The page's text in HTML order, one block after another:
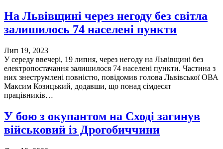
На Львівщині через негоду без світла
залишилось 74 населені пункти
Лип 19, 2023
У середу ввечері, 19 липня, через негоду на Львівщині без
електропостачання залишилося 74 населені пункти. Частина з
них знеструмлені повністю, повідомив голова Львівської ОВА
Максим Козицький, додавши, що понад сімдесят
працівників…
У бою з окупантом на Сході загинув
військовий із Дрогобиччини